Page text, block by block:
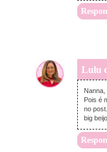
Lulu
Nanna,
Pois é
no post.
big